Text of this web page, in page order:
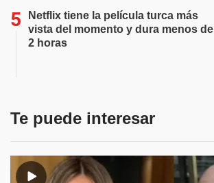
Netflix tiene la película turca más
vista del momento y dura menos de
2 horas
Te puede interesar